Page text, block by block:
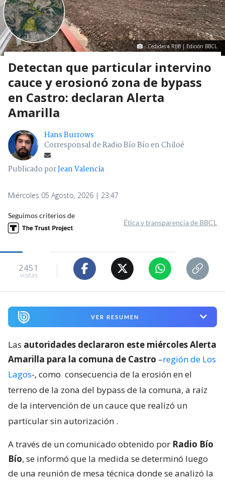
Cedidas a RBB | Edición BBCL
Detectan que particular intervino
cauce y erosionó zona de bypass
en Castro: declaran Alerta
Amarilla
Hans Burrows
Corresponsal de Radio Bío Bío en Chiloé
Publicado porJean Valencia
Miércoles 05 Agosto, 2026 | 23:47
Seguimos criterios de
Ética y transparencia de BBCL
2451
visitas
VER RESUMEN
Las autoridades declararon este miércoles Alerta
Amarilla para la comuna de Castro –región de Los
Lagos-, como consecuencia de la erosión en el
terreno de la zona del bypass de la comuna, a raíz
de la intervención de un cauce que realizó un
particular sin autorización .
A través de un comunicado obtenido por Radio Bío
Bío, se informó que la medida se determinó luego
de una reunión de mesa técnica donde se analizó la